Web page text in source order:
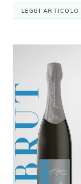
LEGGI ARTICOLO